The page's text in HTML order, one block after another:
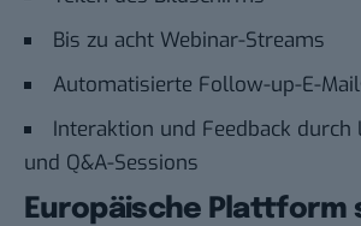
Bis zu acht Webinar-Streams
Automatisierte Follow-up-E-
Interaktion und Feedback durch
und Q&A-Sessions
Europäische Plattform